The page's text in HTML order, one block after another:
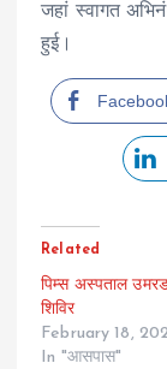
जहां स्वागत
हुई।
Related
पिम्स अस्पताल
शिविर
February 18,
In "आसपास"